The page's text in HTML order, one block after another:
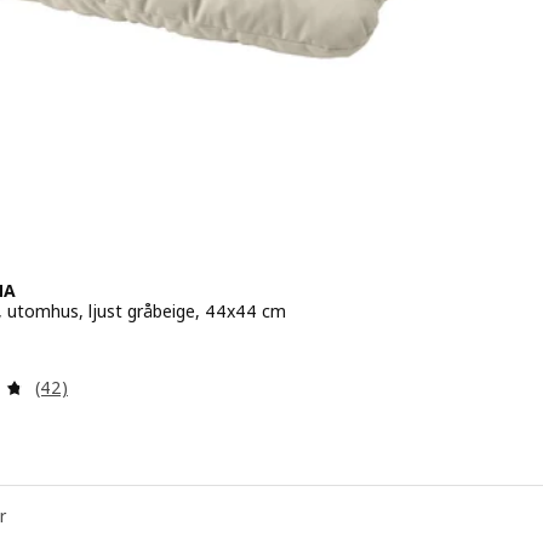
utomhus, ljust gråbeige, 44x44 cm
Recension: 4.7 utanför 5 stjärnor. Totalt antal
(42)